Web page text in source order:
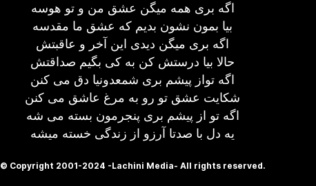
اگه بری همه میگن عشق من و تو هوسه
بیا بمون نشون بدیم که عشق ما مقدسه
اگه بری میگن دیدی این آخر و عاقبتش
حالا بیا درستش کن به کی بگیم صداقتش
اگه تواز پیشم بری شمعدونیا دق می کنن
شکایت عشق تو رو به مرغ عاشق می کنن
اگه تو از پیشم بری پنجرمون بسته می شه
یه دل با صدتا آرزو از زندگی خسته میشه
© Copyright 2001-2024 -Lachini Media- All rights reserved.